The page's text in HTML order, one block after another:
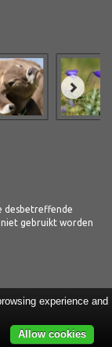
desbetreffende
gebruikt worden
experience and
Allow cookies